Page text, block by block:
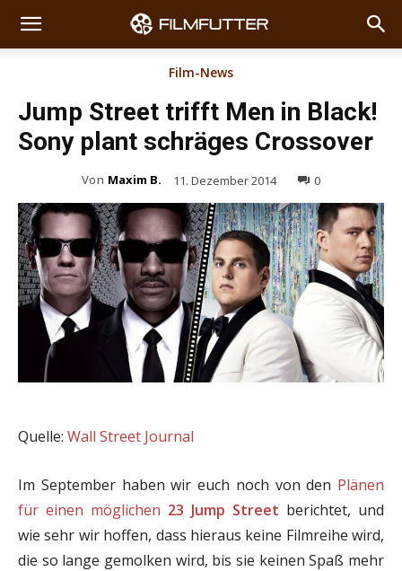
Film-News
Jump Street trifft Men in Black!
Sony plant schräges Crossover
Von Maxim B. 11. Dezember 2014 0
Quelle: Wall Street Journal
Im September haben wir euch noch von den Plänen
für einen möglichen 23 Jump Street berichtet, und
wie sehr wir hoffen, dass hieraus keine Filmreihe wird,
die so lange gemolken wird, bis sie keinen Spaß mehr